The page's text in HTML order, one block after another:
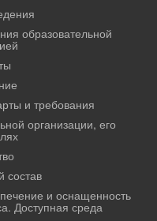
образовательной
и требования
организации, его
состав
и оснащенность
Доступная среда